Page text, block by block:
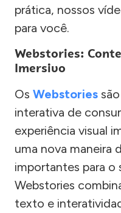
prática, nossos
para você.
Webstories:
Imersivo
Os Webstories
interativa de
experiência visual
uma nova maneira
importantes para o
Webstories
texto e